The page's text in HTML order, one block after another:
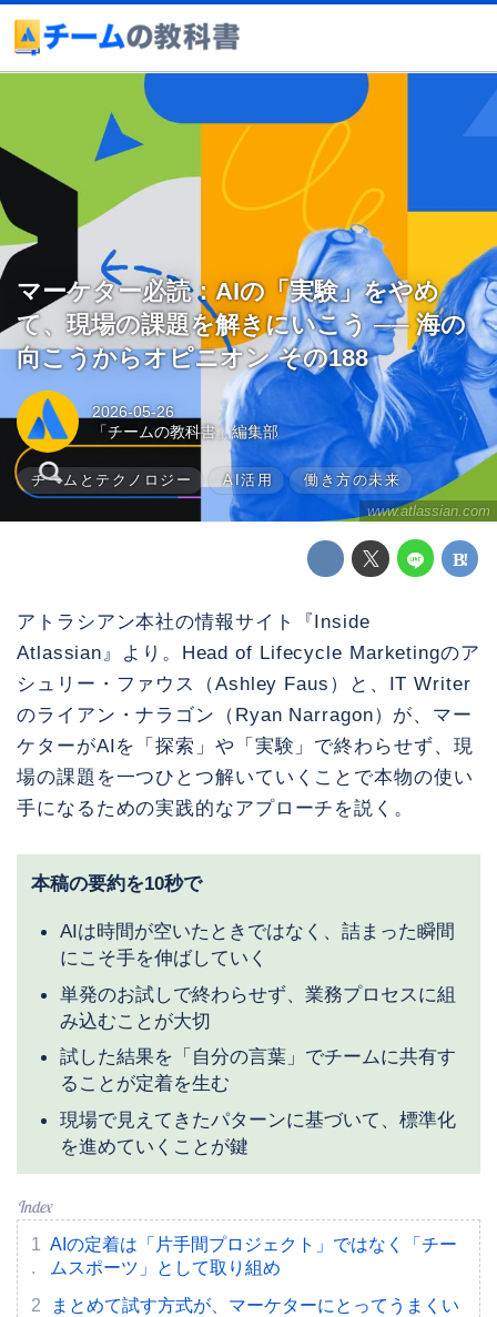
www.atlassian.com
マーケター必読：AIの「実験」をやめ
て、現場の課題を解きにいこう ── 海の
向こうからオピニオン その188
2026-05-26
「チームの教科書」編集部
チームとテクノロジー AI活用 働き方の未来
アトラシアン本社の情報サイト『Inside
Atlassian』より。Head of Lifecycle Marketingのア
シュリー・ファウス（Ashley Faus）と、IT Writer
のライアン・ナラゴン（Ryan Narragon）が、マー
ケターがAIを「探索」や「実験」で終わらせず、現
場の課題を一つひとつ解いていくことで本物の使い
手になるための実践的なアプローチを説く。
本稿の要約を10秒で
AIは時間が空いたときではなく、詰まった瞬間
にこそ手を伸ばしていく
単発のお試しで終わらせず、業務プロセスに組
み込むことが大切
試した結果を「自分の言葉」でチームに共有す
ることが定着を生む
現場で見えてきたパターンに基づいて、標準化
を進めていくことが鍵
AIの定着は「片手間プロジェクト」ではなく「チー
ムスポーツ」として取り組め
まとめて試す方式が、マーケターにとってうまくい